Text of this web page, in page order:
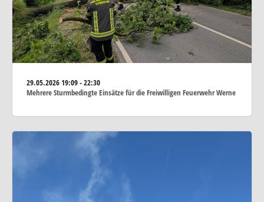
29.05.202619:09 - 22:30
Mehrere Sturmbedingte Einsätze für die Freiwilligen Feuerwehr Werne